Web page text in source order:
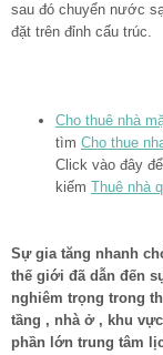
sau đó chuyển nước
đặt trên đỉnh cấu trúc.
Cho thuê nhà
tìm Cho thue
Click vào đây
kiếm Thuê nhà
Sự gia tăng nhanh
thế giới đã dẫn đến
nghiêm trọng trong
tầng , nhà ở , khu
phần lớn trung tâm